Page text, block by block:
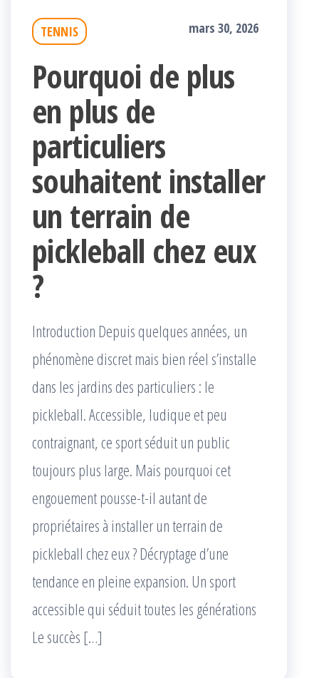
TENNIS mars 30, 2026
Pourquoi de plus
en plus de
particuliers
souhaitent installer
un terrain de
pickleball chez eux
?
Introduction Depuis quelques années, un
phénomène discret mais bien réel s’installe
dans les jardins des particuliers : le
pickleball. Accessible, ludique et peu
contraignant, ce sport séduit un public
toujours plus large. Mais pourquoi cet
engouement pousse-t-il autant de
propriétaires à installer un terrain de
pickleball chez eux ? Décryptage d’une
tendance en pleine expansion. Un sport
accessible qui séduit toutes les générations
Le succès […]